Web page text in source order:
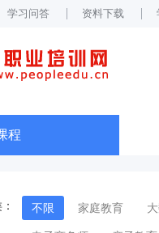
学习问答 资料下载
程
不限 家庭教育